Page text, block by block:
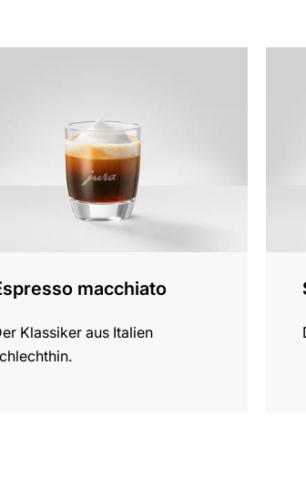
macchiato
Klassiker aus Italien